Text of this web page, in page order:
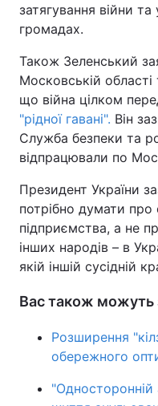
затягування війни
громадах.
Також Зеленський
Московській
що війна цілком
"рідної гавані". Він
Служба безпеки та
відпрацювали по
Президент України
потрібно думати про
підприємства, а не
інших народів – в
якій іншій сусідній
Вас також можуть
Розширення
обережного
"Односторонній